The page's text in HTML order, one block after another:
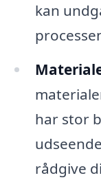
kan
har stor
rådgive